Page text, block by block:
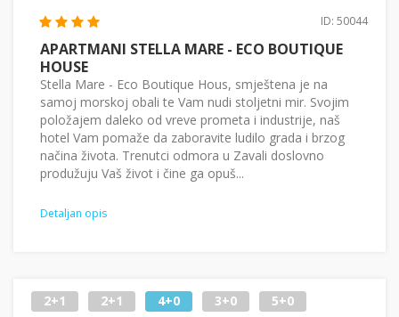
ID: 50044
APARTMANI STELLA MARE - ECO BOUTIQUE
HOUSE
Stella Mare - Eco Boutique Hous, smještena je na
samoj morskoj obali te Vam nudi stoljetni mir. Svojim
položajem daleko od vreve prometa i industrije, naš
hotel Vam pomaže da zaboravite ludilo grada i brzog
načina života. Trenutci odmora u Zavali doslovno
produžuju Vaš život i čine ga opuš...
Detaljan opis
2+1 2+1 4+0 3+0
5+0